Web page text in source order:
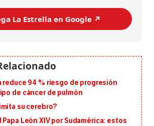
La Estrella en Google ↗️
reduce 94 % riesgo de progresión
de cáncer de pulmón
su cerebro?
Papa León XIV por Sudamérica: estos